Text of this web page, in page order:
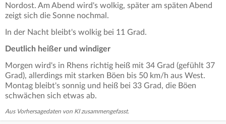
Nordost. Am Abend wird's wolkig, später am späten Abend
zeigt sich die Sonne nochmal.
In der Nacht bleibt's wolkig bei 11 Grad.
Deutlich heißer und windiger
Morgen wird's in Rhens richtig heiß mit 34 Grad (gefühlt 37
Grad), allerdings mit starken Böen bis 50 km/h aus West.
Montag bleibt's sonnig und heiß bei 33 Grad, die Böen
schwächen sich etwas ab.
Aus Vorhersagedaten von KI zusammengefasst.